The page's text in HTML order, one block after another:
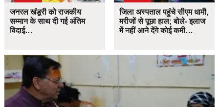
जनरल खंडूरी को राजकीय
सम्मान के साथ दी गई अंतिम
विदाई…
जिला अस्पताल पहुंचे सीएम धामी,
मरीजों से पूछा हाल; बोले- इलाज
में नहीं आने देंगे कोई कमी…